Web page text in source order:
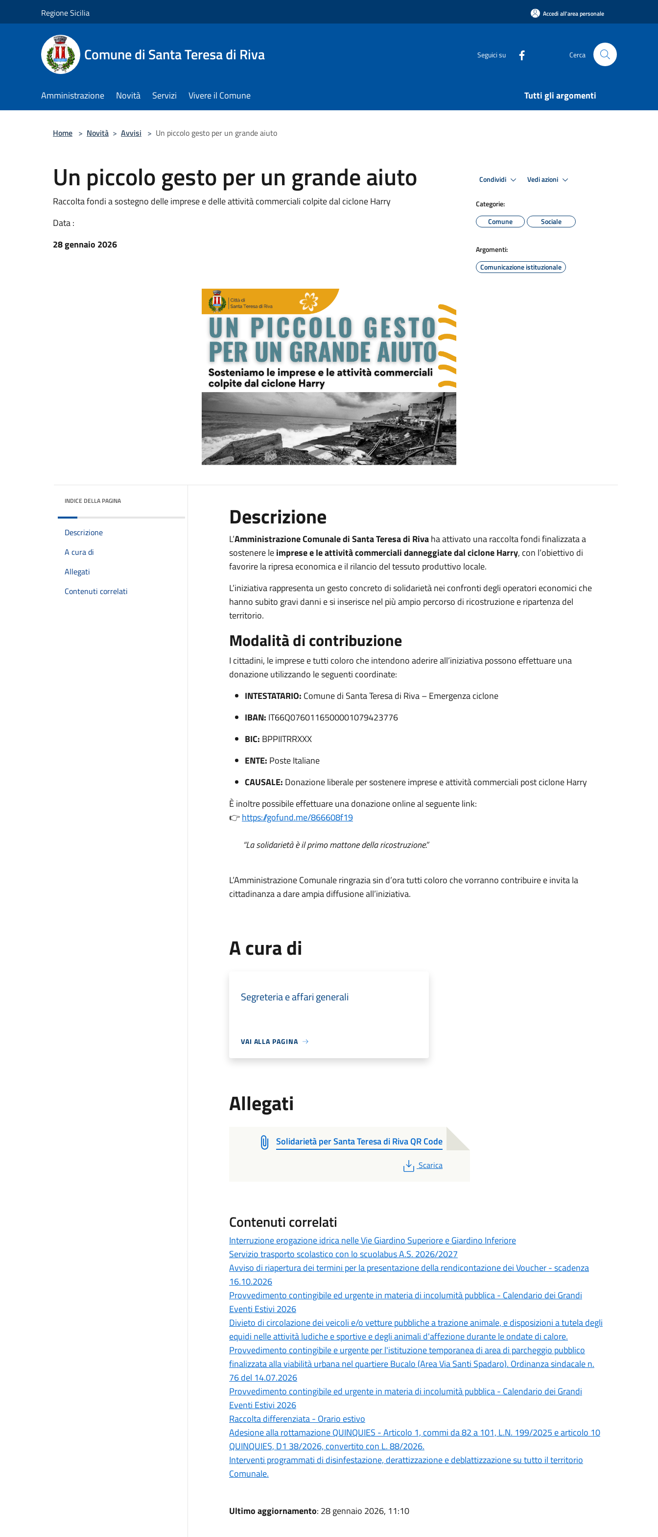
Regione Sicilia Accedi all'area personale
Comune di Santa Teresa di Riva Seguici su Cerca
Amministrazione Novità Servizi Vivere il Comune Tutti gli argomenti
Home > Novità > Avvisi > Un piccolo gesto per un grande aiuto
Un piccolo gesto per un grande aiuto
Raccolta fondi a sostegno delle imprese e delle attività commerciali colpite dal ciclone Harry
Data :
28 gennaio 2026
Condividi Vedi azioni
Categorie:
Comune
Sociale
Argomenti:
Comunicazione istituzionale
INDICE DELLA PAGINA
Descrizione
A cura di
Allegati
Contenuti correlati
Descrizione
L’Amministrazione Comunale di Santa Teresa di Rivaha attivato una raccolta fondi finalizzata a
sostenere leimprese e le attività commerciali danneggiate dal ciclone Harry, con l’obiettivo di
favorire la ripresa economica e il rilancio del tessuto produttivo locale.
L’iniziativa rappresenta un gesto concreto di solidarietà nei confronti degli operatori economici che
hanno subito gravi danni e si inserisce nel più ampio percorso di ricostruzione e ripartenza del
territorio.
Modalità di contribuzione
I cittadini, le imprese e tutti coloro che intendono aderire all’iniziativa possono effettuare una
donazione utilizzando le seguenti coordinate:
INTESTATARIO: Comune di Santa Teresa di Riva – Emergenza ciclone
IBAN: IT66Q0760116500001079423776
BIC: BPPIITRRXXX
ENTE: Poste Italiane
CAUSALE: Donazione liberale per sostenere imprese e attività commerciali post ciclone Harry
È inoltre possibile effettuare una donazione online al seguente link:
👉https://gofund.me/866608f19
“La solidarietà è il primo mattone della ricostruzione.”
L’Amministrazione Comunale ringrazia sin d’ora tutti coloro che vorranno contribuire e invita la
cittadinanza a dare ampia diffusione all’iniziativa.
A cura di
Segreteria e affari generali
VAI ALLA PAGINA
Allegati
Solidarietà per Santa Teresa di Riva QR Code
PDF
Scarica
Contenuti correlati
Interruzione erogazione idrica nelle Vie Giardino Superiore e Giardino Inferiore
Servizio trasporto scolastico con lo scuolabus A.S. 2026/2027
Avviso di riapertura dei termini per la presentazione della rendicontazione dei Voucher - scadenza
16.10.2026
Provvedimento contingibile ed urgente in materia di incolumità pubblica - Calendario dei Grandi
Eventi Estivi 2026
Divieto di circolazione dei veicoli e/o vetture pubbliche a trazione animale, e disposizioni a tutela degli
equidi nelle attività ludiche e sportive e degli animali d'affezione durante le ondate di calore.
Provvedimento contingibile e urgente per l'istituzione temporanea di area di parcheggio pubblico
finalizzata alla viabilità urbana nel quartiere Bucalo (Area Via Santi Spadaro). Ordinanza sindacale n.
76 del 14.07.2026
Provvedimento contingibile ed urgente in materia di incolumità pubblica - Calendario dei Grandi
Eventi Estivi 2026
Raccolta differenziata - Orario estivo
Adesione alla rottamazione QUINQUIES - Articolo 1, commi da 82 a 101, L.N. 199/2025 e articolo 10
QUINQUIES, D1 38/2026, convertito con L. 88/2026.
Interventi programmati di disinfestazione, derattizzazione e deblattizzazione su tutto il territorio
Comunale.
Ultimo aggiornamento: 28 gennaio 2026, 11:10